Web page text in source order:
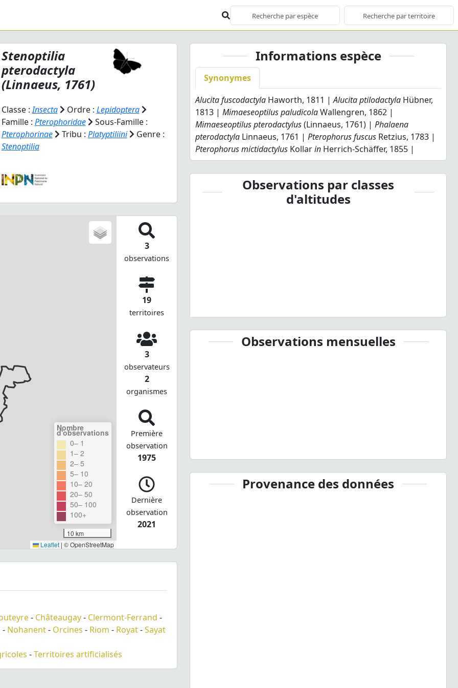
Stenoptilia
pterodactyla
(Linnaeus, 1761)
Classe :Insecta Ordre : Lepidoptera
Famille : Pterophoridae
Sous-Famille :
Pterophorinae
Tribu : Platyptiliini
Genre :
Stenoptilia
Nombre
d'observations
0– 1
1– 2
2– 5
5– 10
10– 20
20– 50
50– 100
100+
10 km
Leaflet | © OpenStreetMap
3
observations
19
territoires
3
observateurs
2
organismes
Première
observation
1975
Dernière
observation
2021
- Châteaugay- Clermont-Ferrand -
- Nohanent- Orcines - Riom - Royat-Sayat
-Territoires artificialisés
Informations espèce
Synonymes
Alucita fuscodactyla Haworth, 1811 |Alucita ptilodactyla Hübner,
1813 |Mimaeseoptilus paludicolaWallengren, 1862 |
Mimaeseoptilus pterodactylus(Linnaeus, 1761) |Phalaena
pterodactyla Linnaeus, 1761 |Pterophorus fuscus Retzius, 1783 |
Pterophorus mictidactylus Kollarin Herrich-Schäffer, 1855 |
Observations par classes
d'altitudes
Observations mensuelles
Provenance des données